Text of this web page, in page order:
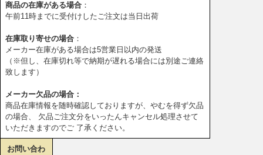
商品の在庫がある場合 ：
午前11時までに受付けしたご注文は当日出荷
在庫取り寄せの場合 ：
メーカー在庫がある場合は5営業日以内の発送
（※但し、在庫切れ等で納期が遅れる場合には別途ご連絡
致します）
メーカー欠品の場合：
商品在庫情報を随時確認しておりますが、やむを得ず欠品
の場合、 欠品ご注文分をいったんキャンセル処理させて
いただきますのでご 了承ください。
お問い合わ